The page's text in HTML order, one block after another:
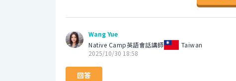
Wang Yue
Native Camp英語會話講師
Taiwan
2025/10/30 18:58
回答